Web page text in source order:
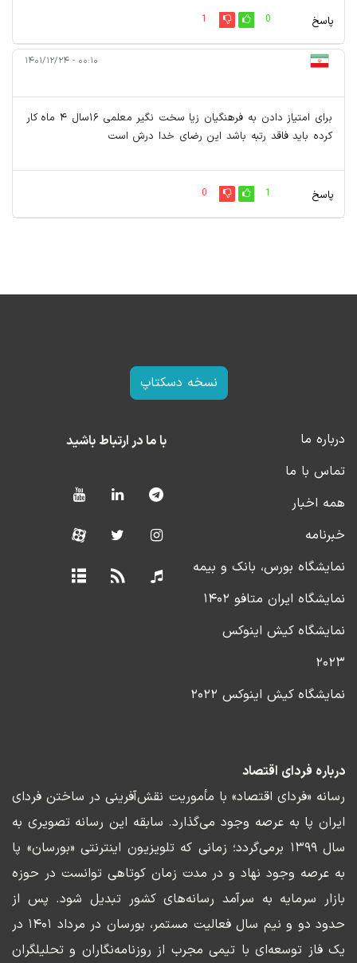
پاسخ 0
1
۰۰:۱۰ - ۱۴۰۱/۱۲/۲۴
برای امتیاز دادن به فرهنگیان زیا سخت نگیر معلمی ۱۶سال ۴ ماه کار
کرده باید فاقد رتبه باشد این رضای خدا درش است
پاسخ 1
0
نسخه دسکتاپ
درباره ما
تماس با ما
همه اخبار
خبرنامه
نمایشگاه بورس، بانک و بیمه
نمایشگاه ایران متافو ۱۴۰۲
نمایشگاه کیش اینوکس
۲۰۲۳
نمایشگاه کیش اینوکس ۲۰۲۲
با ما در ارتباط باشید
درباره فردای اقتصاد
رسانه «فردای اقتصاد» با مأموریت نقش‌آفرینی در ساختن فردای
ایران پا به عرصه وجود می‌گذارد. سابقه این رسانه تصویری به
سال ۱۳۹۹ برمی‌گردد؛ زمانی که تلویزیون اینترنتی «بورسان» پا
به عرصه وجود نهاد و در مدت زمان کوتاهی توانست در حوزه
بازار سرمایه به سرآمد رسانه‌های کشور تبدیل شود. پس از
حدود دو و نیم سال فعالیت مستمر، بورسان در مرداد ۱۴۰۱ در
یک فاز توسعه‌ای با تیمی مجرب از روزنامه‌نگاران و تحلیلگران